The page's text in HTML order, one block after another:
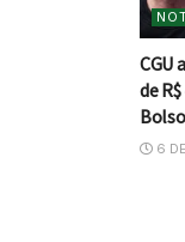
CGU
de
6